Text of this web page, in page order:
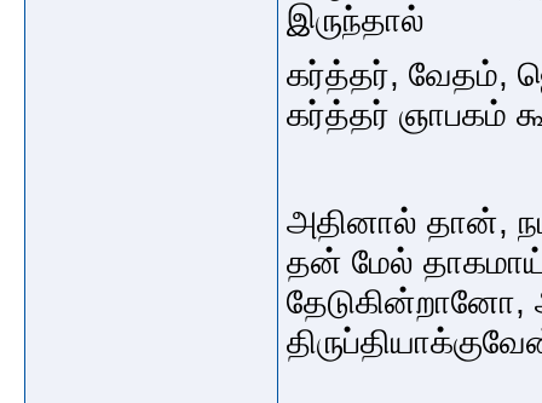
இருந்தால்
கர்த்தர், வேதம்,
கர்த்தர் ஞாபகம்
அதினால் தான்,
தன் மேல்
தேடுகின்றானோ,